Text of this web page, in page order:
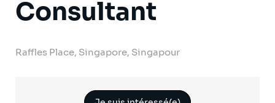
Consultant
Raffles Place, Singapore, Singapour